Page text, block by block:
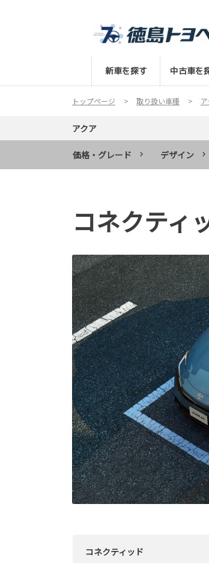
新車を探す 中古車を
トップページ 取り扱い車種
アクア
価格・グレード デザイン
コネクティ
コネクティッド